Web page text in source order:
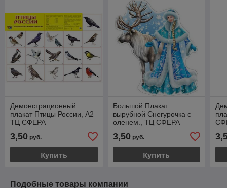
Демонстрационный
плакат Птицы России, А2
ТЦ СФЕРА
3,50 руб.
Купить
Большой Плакат
вырубной Снегурочка с
оленем., ТЦ СФЕРА
3,50руб.
Купить
Подобные товары компании